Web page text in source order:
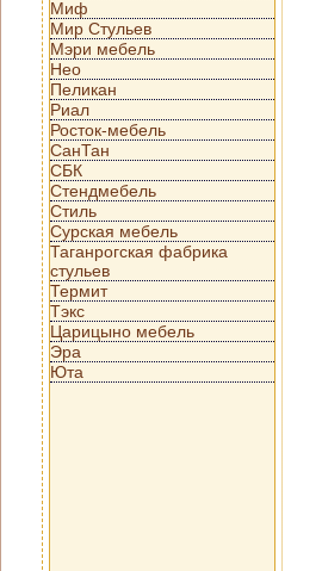
Миф
Мир Стульев
Мэри мебель
Нео
Пеликан
Риал
Росток-мебель
СанТан
СБК
Стендмебель
Стиль
Сурская мебель
Таганрогская фабрика
стульев
Термит
Тэкс
Царицыно мебель
Эра
Юта